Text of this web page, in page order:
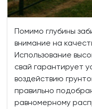
Помимо глубины
внимание на
Использование
свай гарантирует
воздействию
правильно
равномерному